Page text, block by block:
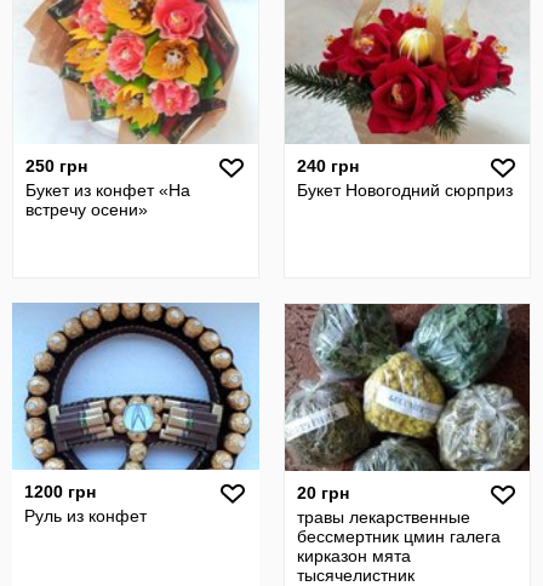
250 грн
Букет из конфет «На
встречу осени»
240 грн
Букет Новогодний сюрприз
1200 грн
Руль из конфет
20 грн
травы лекарственные
бессмертник цмин галега
кирказон мята
тысячелистник